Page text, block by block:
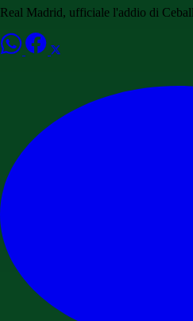
Real Madrid, ufficiale l'addio di